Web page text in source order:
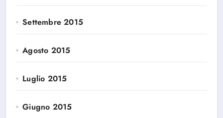
Settembre 2015
Agosto 2015
Luglio 2015
Giugno 2015